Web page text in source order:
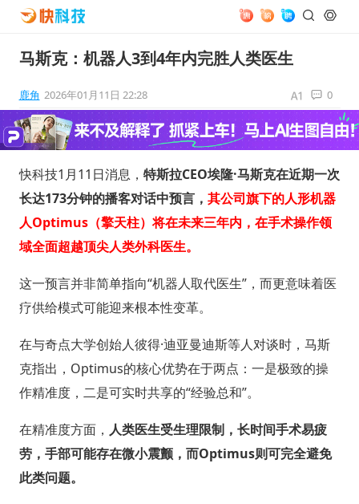
马斯克：机器人3到4年内完胜人类医生
鹿角 2026年01月11日 22:28 0
快科技1月11日消息， 特斯拉CEO埃隆·马斯克在近期一次
长达173分钟的播客对话中预言， 其公司旗下的人形机器
人Optimus（擎天柱）将在未来三年内，在手术操作领
域全面超越顶尖人类外科医生。
这一预言并非简单指向“机器人取代医生”，而更意味着医
疗供给模式可能迎来根本性变革。
在与奇点大学创始人彼得·迪亚曼迪斯等人对谈时，马斯
克指出，Optimus的核心优势在于两点：一是极致的操
作精准度，二是可实时共享的“经验总和”。
在精准度方面， 人类医生受生理限制，长时间手术易疲
劳，手部可能存在微小震颤，而Optimus则可完全避免
此类问题。